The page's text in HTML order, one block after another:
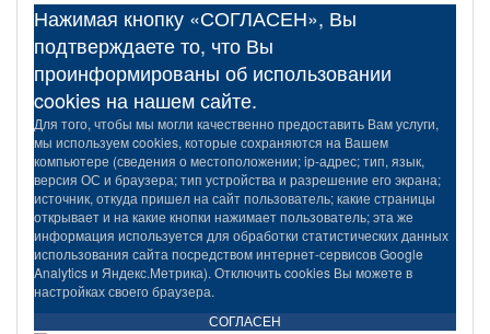
Нажимая кнопку «СОГЛАСЕН», Вы
подтверждаете то, что Вы
проинформированы об использовании
cookies на нашем сайте.
Для того, чтобы мы могли качественно предоставить Вам услуги,
мы используем cookies, которые сохраняются на Вашем
компьютере (сведения о местоположении; ip-адрес; тип, язык,
версия ОС и браузера; тип устройства и разрешение его экрана;
источник, откуда пришел на сайт пользователь; какие страницы
открывает и на какие кнопки нажимает пользователь; эта же
информация используется для обработки статистических данных
использования сайта посредством интернет-сервисов Google
Analytics и Яндекс.Метрика). Отключить cookies Вы можете в
настройках своего браузера.
СОГЛАСЕН